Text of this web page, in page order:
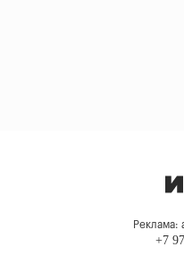
Реклама:
+7